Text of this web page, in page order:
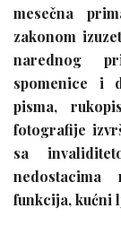
mesečna
zakonom
narednog
spomenice i
pisma,
fotografije
sa
funkcija, kućni